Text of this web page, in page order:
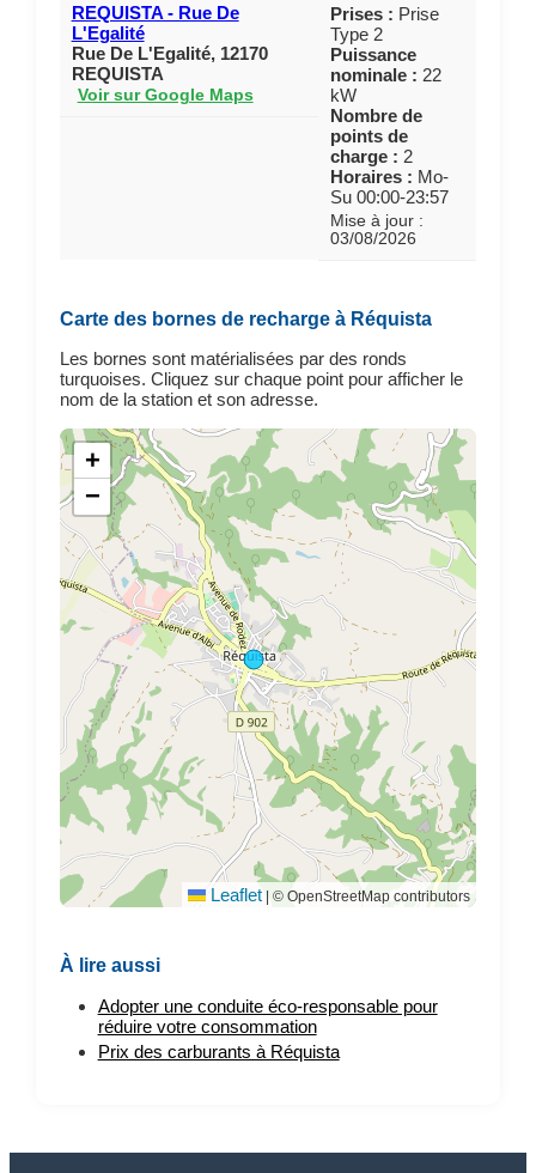
REQUISTA - Rue De
L'Egalité
Rue De L'Egalité, 12170
REQUISTA
Voir sur Google Maps
Prises : Prise
Type 2
Puissance
nominale : 22
kW
Nombre de
points de
charge : 2
Horaires : Mo-
Su 00:00-23:57
Mise à jour :
03/08/2026
Carte des bornes de recharge à Réquista
Les bornes sont matérialisées par des ronds
turquoises. Cliquez sur chaque point pour afficher le
nom de la station et son adresse.
+
−
Leaflet | © OpenStreetMap contributors
À lire aussi
Adopter une conduite éco-responsable pour
réduire votre consommation
Prix des carburants à Réquista